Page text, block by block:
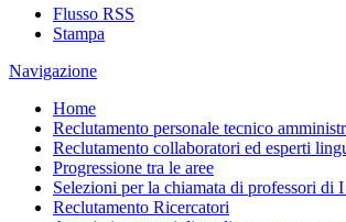
Flusso RSS
Stampa
Navigazione
Home
Reclutamento personale tecnico
Reclutamento collaboratori ed esperti
Progressione tra le aree
Selezioni per la chiamata di professori di
Reclutamento Ricercatori